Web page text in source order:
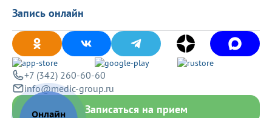
Запись онлайн
+7 (342) 260-60-60
info@medic-group.ru
Записаться на прием